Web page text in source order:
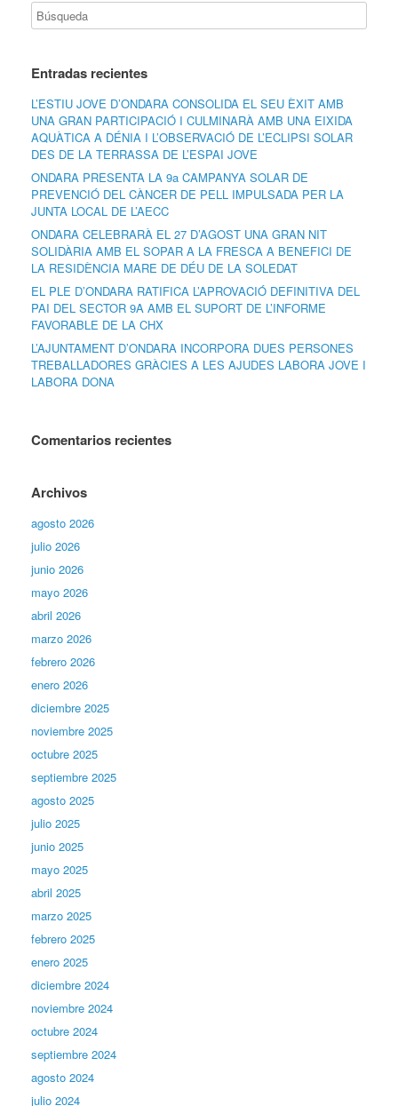
Entradas recientes
L’ESTIU JOVE D’ONDARA CONSOLIDA EL SEU ÈXIT AMB
UNA GRAN PARTICIPACIÓ I CULMINARÀ AMB UNA EIXIDA
AQUÀTICA A DÉNIA I L’OBSERVACIÓ DE L’ECLIPSI SOLAR
DES DE LA TERRASSA DE L’ESPAI JOVE
ONDARA PRESENTA LA 9a CAMPANYA SOLAR DE
PREVENCIÓ DEL CÀNCER DE PELL IMPULSADA PER LA
JUNTA LOCAL DE L’AECC
ONDARA CELEBRARÀ EL 27 D’AGOST UNA GRAN NIT
SOLIDÀRIA AMB EL SOPAR A LA FRESCA A BENEFICI DE
LA RESIDÈNCIA MARE DE DÉU DE LA SOLEDAT
EL PLE D’ONDARA RATIFICA L’APROVACIÓ DEFINITIVA DEL
PAI DEL SECTOR 9A AMB EL SUPORT DE L’INFORME
FAVORABLE DE LA CHX
L’AJUNTAMENT D’ONDARA INCORPORA DUES PERSONES
TREBALLADORES GRÀCIES A LES AJUDES LABORA JOVE I
LABORA DONA
Comentarios recientes
Archivos
agosto 2026
julio 2026
junio 2026
mayo 2026
abril 2026
marzo 2026
febrero 2026
enero 2026
diciembre 2025
noviembre 2025
octubre 2025
septiembre 2025
agosto 2025
julio 2025
junio 2025
mayo 2025
abril 2025
marzo 2025
febrero 2025
enero 2025
diciembre 2024
noviembre 2024
octubre 2024
septiembre 2024
agosto 2024
julio 2024